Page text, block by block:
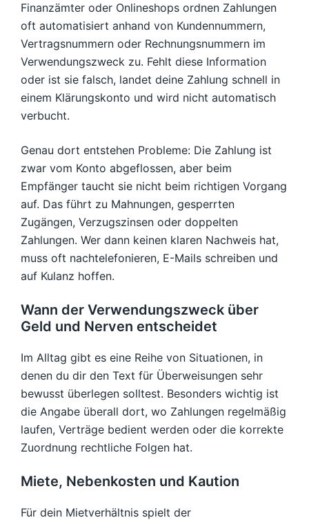
Finanzämter oder Onlineshops ordnen Zahlungen
oft automatisiert anhand von Kundennummern,
Vertragsnummern oder Rechnungsnummern im
Verwendungszweck zu. Fehlt diese Information
oder ist sie falsch, landet deine Zahlung schnell in
einem Klärungskonto und wird nicht automatisch
verbucht.
Genau dort entstehen Probleme: Die Zahlung ist
zwar vom Konto abgeflossen, aber beim
Empfänger taucht sie nicht beim richtigen Vorgang
auf. Das führt zu Mahnungen, gesperrten
Zugängen, Verzugszinsen oder doppelten
Zahlungen. Wer dann keinen klaren Nachweis hat,
muss oft nachtelefonieren, E-Mails schreiben und
auf Kulanz hoffen.
Wann der Verwendungszweck über
Geld und Nerven entscheidet
Im Alltag gibt es eine Reihe von Situationen, in
denen du dir den Text für Überweisungen sehr
bewusst überlegen solltest. Besonders wichtig ist
die Angabe überall dort, wo Zahlungen regelmäßig
laufen, Verträge bedient werden oder die korrekte
Zuordnung rechtliche Folgen hat.
Miete, Nebenkosten und Kaution
Für dein Mietverhältnis spielt der